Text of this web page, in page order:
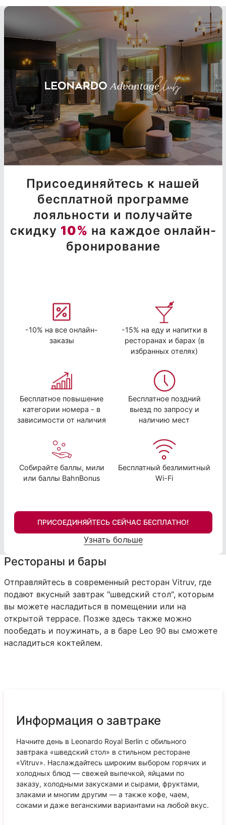
Присоединяйтесь к нашей
бесплатной программе
лояльности и получайте
скидку 10% на каждое онлайн-
бронирование
-10% на все онлайн-
заказы
-15% на еду и напитки в
ресторанах и барах (в
избранных отелях)
Бесплатное повышение
категории номера - в
зависимости от наличия
Бесплатное поздний
выезд по запросу и
наличию мест
Собирайте баллы, мили
или баллы BahnBonus
Бесплатный безлимитный
Wi-Fi
ПРИСОЕДИНЯЙТЕСЬ СЕЙЧАС БЕСПЛАТНО!
Узнать больше
Рестораны и бары
Отправляйтесь в современный ресторан Vitruv, где
подают вкусный завтрак "шведский стол", которым
вы можете насладиться в помещении или на
открытой террасе. Позже здесь также можно
пообедать и поужинать, а в баре Leo 90 вы сможете
насладиться коктейлем.
Информация о завтраке
Начните день в Leonardo Royal Berlin с обильного
завтрака «шведский стол» в стильном ресторане
«Vitruv». Наслаждайтесь широким выбором горячих и
холодных блюд — свежей выпечкой, яйцами по
заказу, холодными закусками и сырами, фруктами,
злаками и многим другим — а также кофе, чаем,
соками и даже веганскими вариантами на любой вкус.